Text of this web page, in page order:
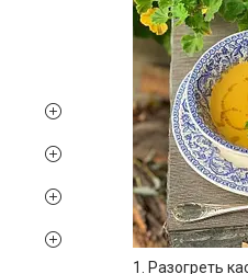
1. Разогреть